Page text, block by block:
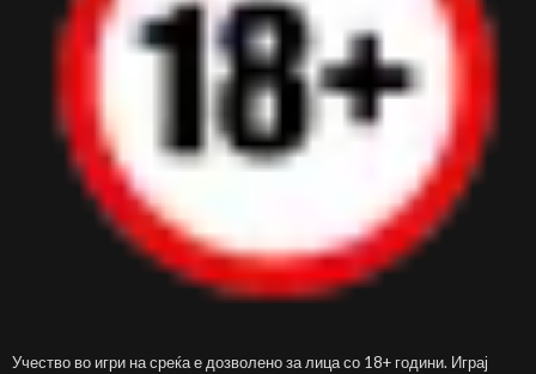
Учество во игри на среќа е дозволено за лица со 18+ години. Играј